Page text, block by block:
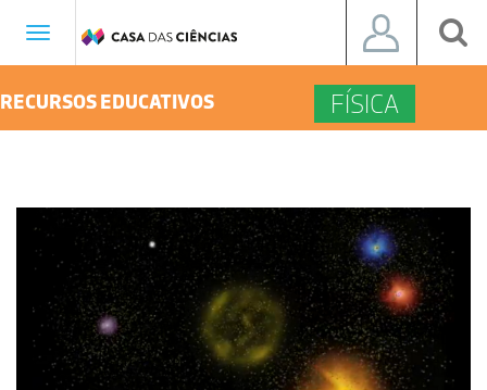
Toggle
RECURSOS EDUCATIVOS FÍSICA